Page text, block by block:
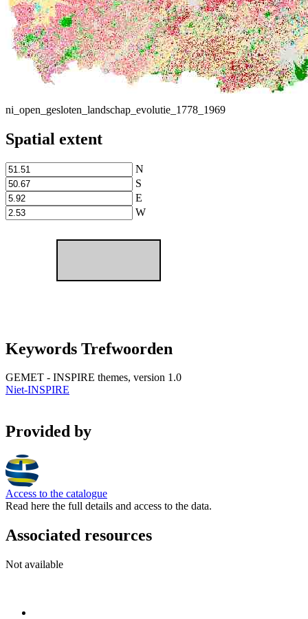
ni_open_gesloten_landschap_evolutie_1778_1969
Spatial extent
N
S
E
W
Keywords Trefwoorden
GEMET - INSPIRE themes, version 1.0
Niet-INSPIRE
Provided by
Access to the catalogue
Read here the full details and access to the data.
Associated resources
Not available